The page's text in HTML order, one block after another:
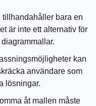
tillhandahåller bara en
är inte ett alternativ för
kan
användare som
lösningar.
åt mallen måste